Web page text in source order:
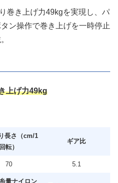
巻き上げ力49kgを実現し、パ
ン操作で巻き上げを一時停止
上げ力49kg
長さ（cm/1
回転）
ギア比
70 5.1
量ナイロン